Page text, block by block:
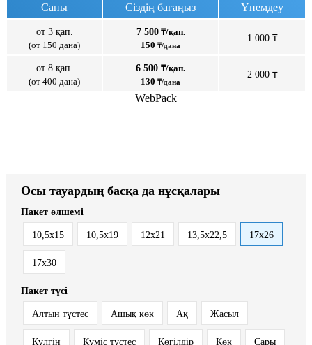
Саны
Сіздің бағаңыз Үнемдеу
от 3 қап.
(от 150 дана)
7 500₸/қап.
150 ₸/дана
1 000 ₸
от 8 қап.
(от 400 дана)
6 500 ₸/қап.
130 ₸/дана
2 000 ₸
WebPack
Осы тауардың басқа да нұсқалары
Пакет өлшемі
10,5х15 10,5х19 12x21 13,5х22,5 17х26
17х30
Пакет түсі
Алтын түстес Ашық көк Ақ Жасыл
Күлгін Күміс түстес Көгілдір Көк Сары